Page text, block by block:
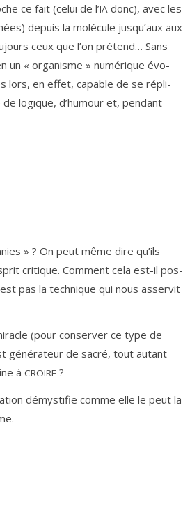
ce fait (celui de l’IA donc), avec les
depuis la molé­cule jus­qu’aux aux
ceux que l’on pré­tend… Sans
un « orga­nisme » numé­rique évo­
lors, en effet, capable de se répli­
logique, d’humour et, pen­dant
» ? On peut même dire qu’ils
cri­tique. Comment cela est-il pos­
pas la tech­nique qui nous asser­vit
(pour conser­ver ce type de
géné­ra­teur de sacré, tout autant
à CROIRE ?
démys­ti­fie comme elle le peut la